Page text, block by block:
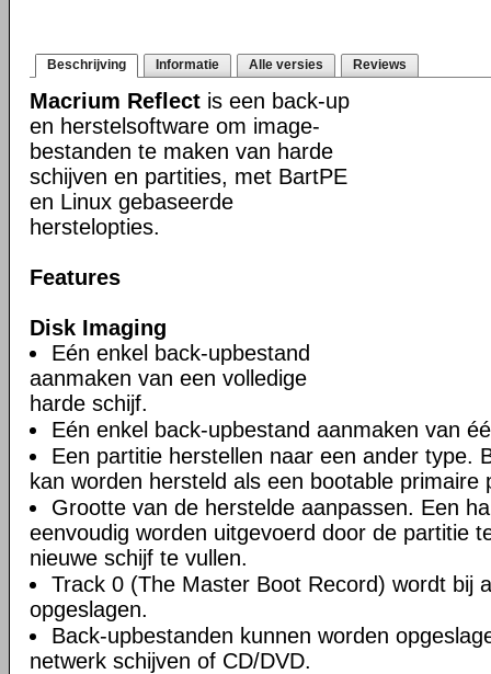
Beschrijving Informatie Alle versies Reviews
Macrium Reflect is een back-up
en herstelsoftware om image-
bestanden te maken van harde
schijven en partities, met BartPE
en Linux gebaseerde
herstelopties.
Features
Disk Imaging
Eén enkel back-upbestand
aanmaken van een volledige
harde schijf.
Eén enkel back-upbestand aanmaken van
Een partitie herstellen naar een ander type.
kan worden hersteld als een bootable primaire
Grootte van de herstelde aanpassen. Een
eenvoudig worden uitgevoerd door de partitie
nieuwe schijf te vullen.
Track 0 (The Master Boot Record) wordt bij
opgeslagen.
Back-upbestanden kunnen worden
netwerk schijven of CD/DVD.